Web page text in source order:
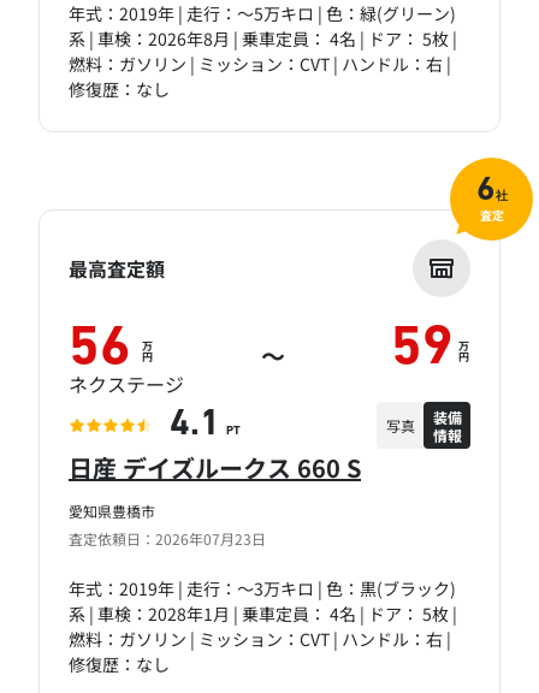
年式：2019年 | 走行：～5万キロ | 色：緑(グリーン)
系 | 車検：2026年8月 | 乗車定員： 4名 | ドア： 5枚 |
燃料：ガソリン | ミッション：CVT | ハンドル：右 |
修復歴：なし
愛知県豊橋市
査定依頼日：2026年07月23日
日産 デイズルークス 660 S
年式：2019年 | 走行：～3万キロ | 色：黒(ブラック)
系 | 車検：2028年1月 | 乗車定員： 4名 | ドア： 5枚 |
燃料：ガソリン | ミッション：CVT | ハンドル：右 |
修復歴：なし
最高査定額
56 万
円 ～ 59 万
円
ネクステージ
4.1 PT 写真
装備
情報
6社
査定